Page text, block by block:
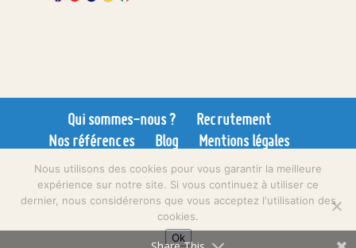
Qui sommes-nous ?
Recrutement
Nos références
Blog
Mentions légales
Tous droits réservés Paris Ma Belle 2024.
Nous utilisons des cookies pour vous garantir la meilleure
expérience sur notre site. Si vous continuez à utiliser ce
dernier, nous considérerons que vous acceptez l'utilisation des
cookies.
Ok